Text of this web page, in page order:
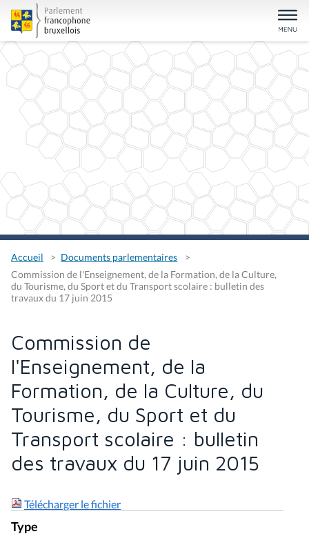
Accueil
Documents parlementaires
Commission de l'Enseignement, de la Formation, de la Culture,
du Tourisme, du Sport et du Transport scolaire : bulletin des
travaux du 17 juin 2015
Commission de
l'Enseignement, de la
Formation, de la Culture, du
Tourisme, du Sport et du
Transport scolaire : bulletin
des travaux du 17 juin 2015
Télécharger le fichier
Type